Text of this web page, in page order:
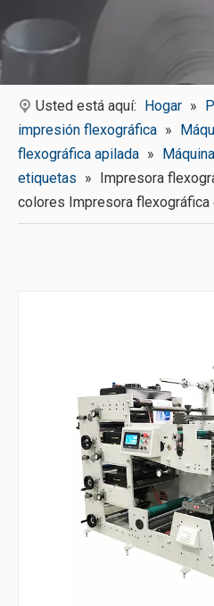
Usted está aquí: Hogar »
impresión flexográfica »
flexográfica apilada »
etiquetas » Impresora
colores Impresora flexográfica